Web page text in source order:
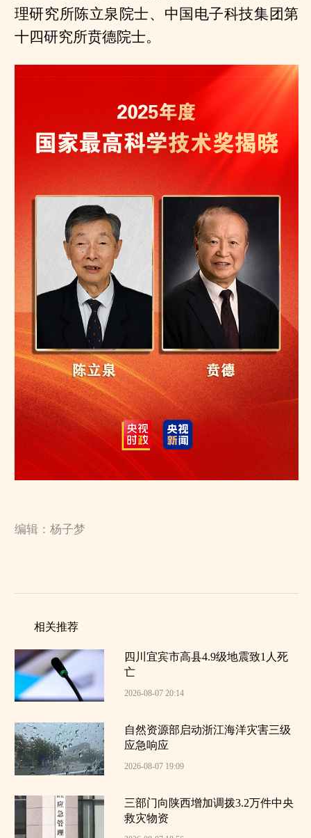
理研究所陈立泉院士、中国电子科技集团第
十四研究所贲德院士。
编辑：杨子梦
相关推荐
四川宜宾市高县4.9级地震致1人死
亡
2026-08-07 20:14
自然资源部启动浙江海洋灾害三级
应急响应
2026-08-07 19:09
三部门向陕西增加调拨3.2万件中央
救灾物资